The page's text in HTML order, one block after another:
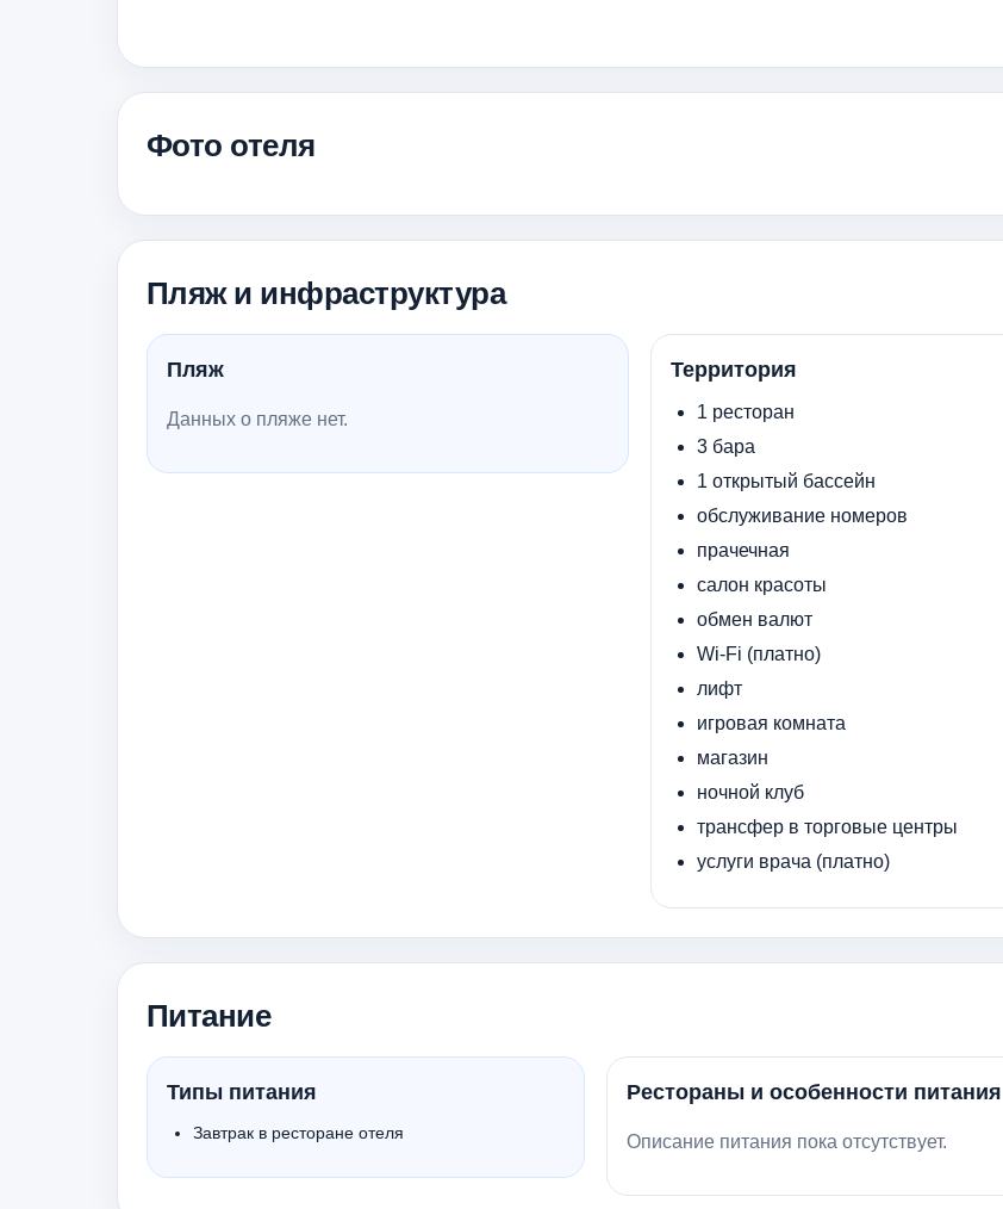
Фото отеля
Пляж и инфраструктура
Пляж
Данных о пляже нет.
Территория
1 ресторан
3 бара
1 открытый бассейн
обслуживание номеров
прачечная
салон красоты
обмен валют
Wi-Fi (платно)
лифт
игровая комната
магазин
ночной клуб
трансфер в торговые центры
услуги врача (платно)
Питание
Типы питания
Завтрак в ресторане отеля
Рестораны и особенности питания
Описание питания пока отсутствует.